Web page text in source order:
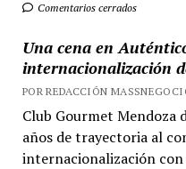
Comentarios cerrados
Una cena en
internacionalización
POR REDACCIÓN
Club Gourmet Mendoza
años de trayectoria al
internacionalización